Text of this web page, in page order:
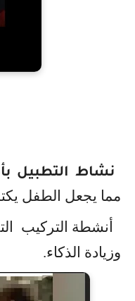
نشاط التطبيل
مما يجعل الطفل
أنشطة التركيب
وزيادة الذكاء.